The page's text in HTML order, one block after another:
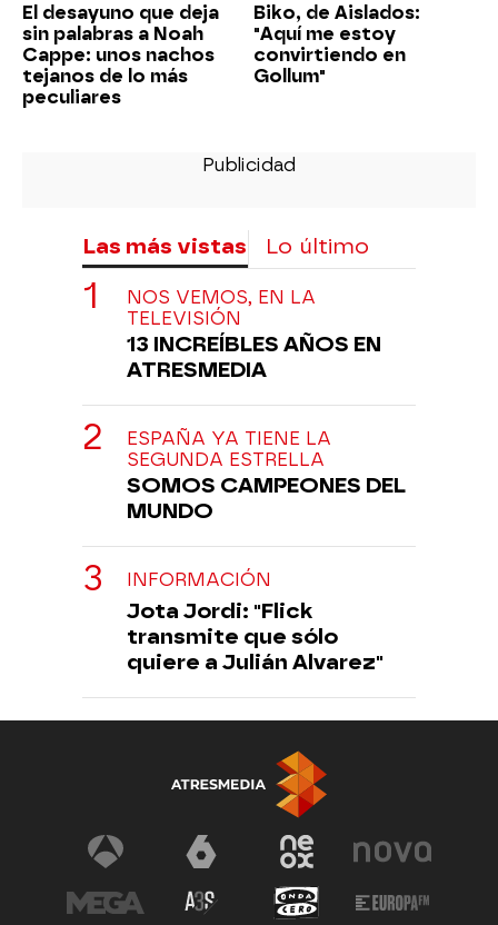
El desayuno que deja
sin palabras a Noah
Cappe: unos nachos
tejanos de lo más
peculiares
Biko, de Aislados:
"Aquí me estoy
convirtiendo en
Gollum"
Las más vistas Lo último
NOS VEMOS, EN LA
TELEVISIÓN
13 INCREÍBLES AÑOS EN
ATRESMEDIA
ESPAÑA YA TIENE LA
SEGUNDA ESTRELLA
SOMOS CAMPEONES DEL
MUNDO
INFORMACIÓN
Jota Jordi: "Flick
transmite que sólo
quiere a Julián Alvarez"